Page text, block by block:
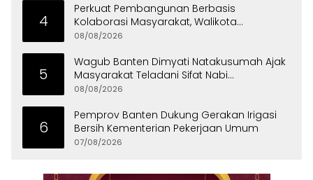
4
Perkuat Pembangunan Berbasis
Kolaborasi Masyarakat, Walikota
Tangerang Raih LPM Award 2026
08/08/2026
5
Wagub Banten Dimyati Natakusumah Ajak
Masyarakat Teladani Sifat Nabi
Muhammad
08/08/2026
6
Pemprov Banten Dukung Gerakan Irigasi
Bersih Kementerian Pekerjaan Umum
07/08/2026